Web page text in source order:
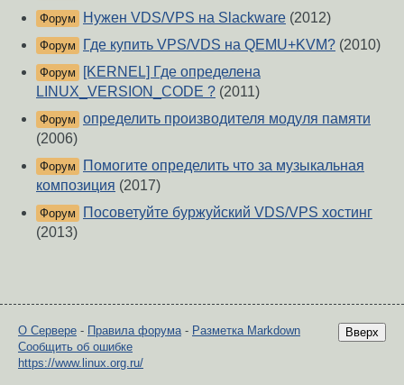
Форум Нужен VDS/VPS на Slackware (2012)
Форум Где купить VPS/VDS на QEMU+KVM? (2010)
Форум
[KERNEL] Где определена
LINUX_VERSION_CODE ? (2011)
Форум определить производителя модуля памяти
(2006)
Форум
Помогите определить что за музыкальная
композиция (2017)
Форум
Посоветуйте буржуйский VDS/VPS хостинг
(2013)
Вверх
О Сервере - Правила форума- Разметка Markdown
Сообщить об ошибке
https://www.linux.org.ru/